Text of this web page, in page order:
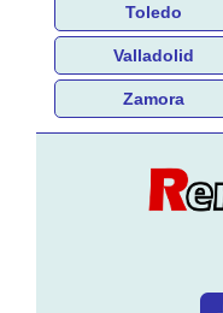
Toledo
Valladolid
Zamora